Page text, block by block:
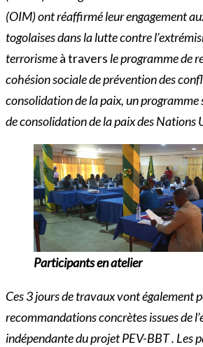
(OIM) ont réaffirmé leur engagement
togolaises dans la lutte contre
terrorismeà travers leprogramme de
cohésion sociale de prévention des
consolidation de la paix, un programme
de consolidation de la paix des Nations
Participants en atelier
Ces 3 jours de travaux vont également
recommandations concrètes issues de
indépendante du projet PEV-BBT . Les